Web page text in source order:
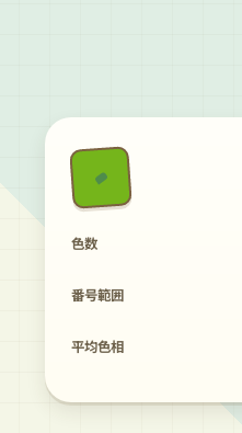
色数
番号範囲
平均色相